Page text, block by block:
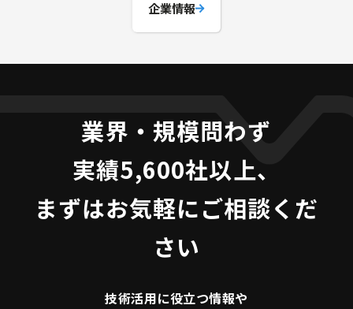
企業情報
業界・規模問わず
実績5,600社以上、
まずはお気軽にご相談くだ
さい
技術活用に役立つ情報や